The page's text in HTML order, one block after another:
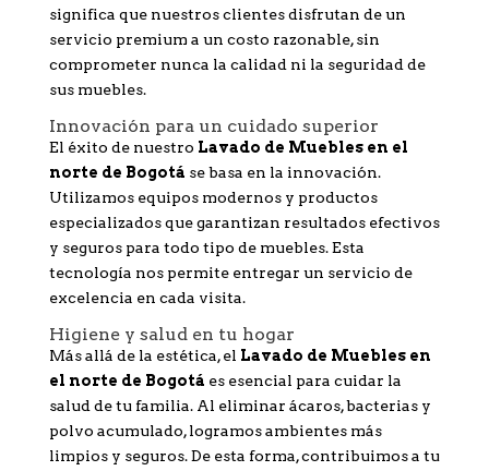
significa que nuestros clientes disfrutan de un
servicio premium a un costo razonable, sin
comprometer nunca la calidad ni la seguridad de
sus muebles.
Innovación para un cuidado superior
El éxito de nuestro Lavado de Muebles en el
norte de Bogotá se basa en la innovación.
Utilizamos equipos modernos y productos
especializados que garantizan resultados efectivos
y seguros para todo tipo de muebles. Esta
tecnología nos permite entregar un servicio de
excelencia en cada visita.
Higiene y salud en tu hogar
Más allá de la estética, el Lavado de Muebles en
el norte de Bogotá es esencial para cuidar la
salud de tu familia. Al eliminar ácaros, bacterias y
polvo acumulado, logramos ambientes más
limpios y seguros. De esta forma, contribuimos a tu